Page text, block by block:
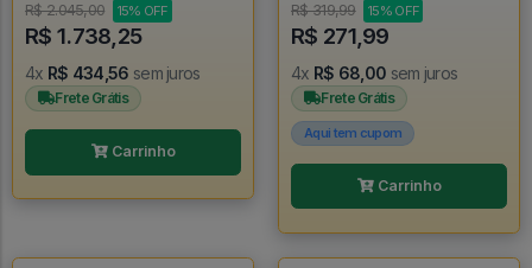
R$ 2.045,00 15% OFF
R$ 1.738,25
4x R$ 434,56 sem juros
Frete Grátis
Carrinho
R$ 319,99
15% OFF
R$ 271,99
4x R$ 68,00 sem juros
Frete Grátis
Aqui tem cupom
Carrinho